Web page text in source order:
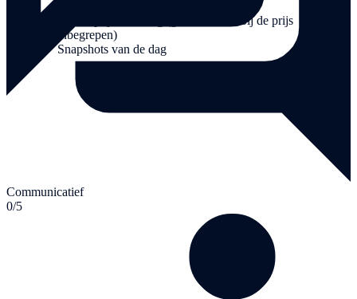
Kleine prijsuitreiking (geen cadeaus bij de prijs
inbegrepen)
Snapshots van de dag
Communicatief
0/5